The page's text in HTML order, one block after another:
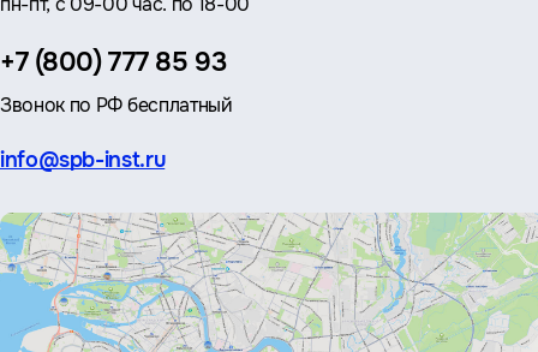
Телефон:
+7 (800) 777 85 93
Звонок по РФ бесплатный
Эл.
info@spb-inst.ru